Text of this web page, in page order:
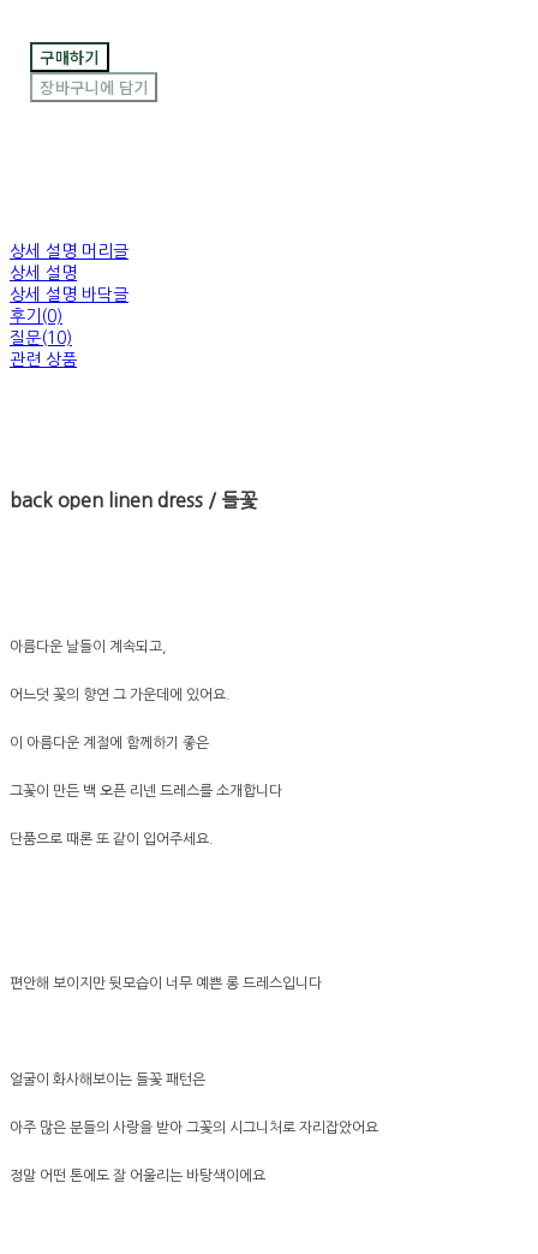
구매하기
장바구니에 담기
상세 설명 머리글
상세 설명
상세 설명 바닥글
후기(0)
질문(10)
관련 상품
back open linen dress / 들꽃
아름다운 날들이 계속되고,
어느덧 꽃의 향연 그 가운데에 있어요.
이 아름다운 계절에 함께하기 좋은
그꽃이 만든 백 오픈 리넨 드레스를 소개합니다
단품으로 때론 또 같이 입어주세요.
편안해 보이지만 뒷모습이 너무 예쁜 롱 드레스입니다
얼굴이 화사해보이는 들꽃 패턴은
아주 많은 분들의 사랑을 받아 그꽃의 시그니처로 자리잡았어요
정말 어떤 톤에도 잘 어울리는 바탕색이에요